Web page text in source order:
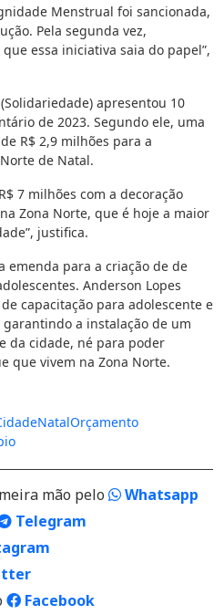
Menstrual foi sancionada,
Pela segunda vez,
essa iniciativa saia do papel”,
apresentou 10
de 2023. Segundo ele, uma
R$ 2,9 milhões para a
de Natal.
7 milhões com a decoração
Zona Norte, que é hoje a maior
justifica.
emenda para a criação de de
Anderson Lopes
capacitação para adolescente e
a instalação de um
da cidade, né para poder
que vivem na Zona Norte.
NatalOrçamento
mão pelo
Whatsapp
Telegram
Facebook